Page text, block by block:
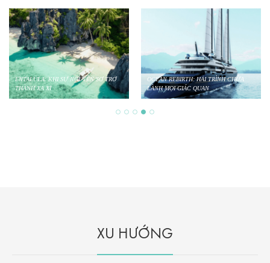
ENTALULA: KHI SỰ NGUYÊN SƠ TRỞ
THÀNH XA XỈ
OCEAN REBIRTH: HẢI TRÌNH CHỮA
LÀNH MỌI GIÁC QUAN
XU HƯỚNG